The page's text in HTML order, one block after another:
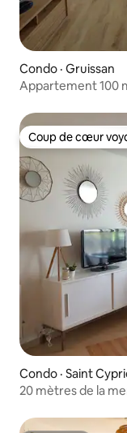
Condo · Gruissan
Appartement 100
Coup de cœur
Coup de cœur
Condo ·
20 mètres de la